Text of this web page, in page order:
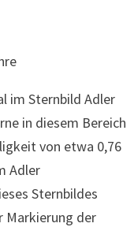
im Sternbild Adler
in diesem Bereich
von etwa 0,76
Adler
Sternbildes
Markierung der